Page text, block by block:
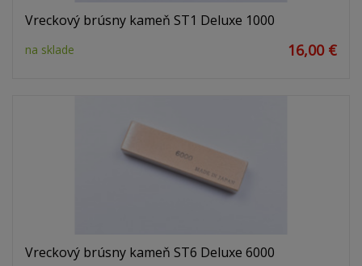
Vreckový brúsny kameň ST1 Deluxe 1000
na sklade 16,00 €
Vreckový brúsny kameň ST6 Deluxe 6000